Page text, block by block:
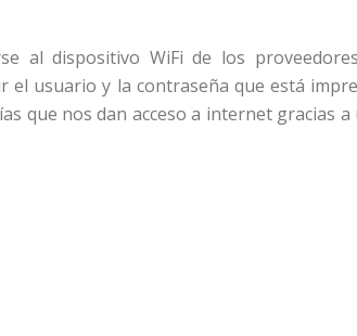
al dispositivo WiFi de los
usuario y la contraseña que está
que nos dan acceso a internet gracias a